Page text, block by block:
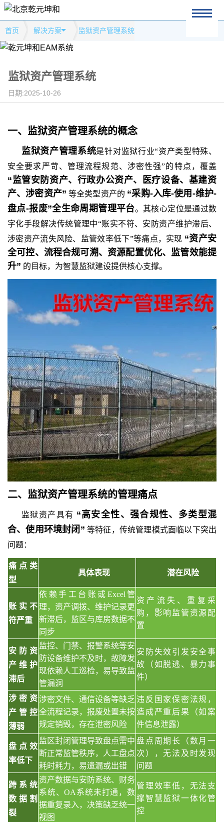
首页 解决方案 监狱资产管理系统
监狱资产管理系统
日期:2025-10-26
一、 监狱资产管理系统的概念
监狱资产管理系统是针对监狱行业“资产类型特殊、
安全要求严苛、管理流程规范、涉密性强”的特点，覆盖
“监管安防资产、行政办公资产、医疗设备、基建资
产、涉密资产” 等全类型资产的 “采购-入库-使用-维护-
盘点-报废”全生命周期管理平台。其核心定位是通过数
字化手段解决传统管理中“账实不符、安防资产维护滞后、
涉密资产流失风险、监管效率低下”等痛点，实现 “资产安
全可控、流程合规可溯、资源配置优化、监管效能提
升” 的目标，为智慧监狱建设提供核心支撑。
二、 监狱资产管理系统的管理痛点
监狱资产具有 “高安全性、强合规性、多类型混
合、使用环境封闭” 等特征，传统管理模式面临以下突出
问题：
痛点类
型
具体表现 潜在风险
账实不
符严重
依赖手工台账或 Excel管
理，资产调拨、维护记录更
新滞后，监区与库房数据不
同步
资产流失、重复采
购，影响监管资源配
置
安防资
产维护
滞后
监控、门禁、报警系统等安
防设备维护不及时，故障发
现依赖人工巡检，易导致监
管漏洞
安防失效引发安全事
故（如脱逃、暴力事
件）
涉密资
产管控
薄弱
涉密文件、通信设备等缺乏
全流程记录，报废处置未按
规定销毁，存在泄密风险
违反国家保密法规，
造成严重后果（如案
件信息泄露）
盘点效
率低下
监区封闭管理导致盘点需中
断正常监管秩序，人工盘点
耗时耗力，易遗漏或出错
盘点周期长（数月一
次），无法及时发现
问题
跨系统
数据割
裂
资产数据与安防系统、财务
系统、OA系统未打通，数
据重复录入，决策缺乏统一
视图
管理效率低，无法支
撑智慧监狱一体化管
控